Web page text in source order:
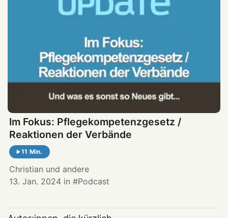
Im Fokus: Pflegekompetenzgesetz /
Reaktionen der Verbände
11 Min.
Christian und andere
13. Jan. 2024 in Podcast